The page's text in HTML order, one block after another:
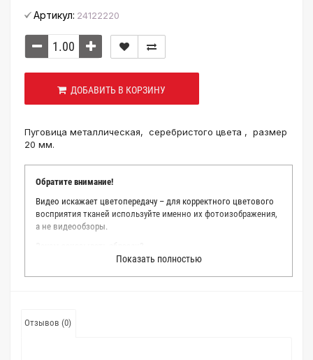
Артикул: 24122220
ДОБАВИТЬ В КОРЗИНУ
Пуговица металлическая, серебристого цвета , размер
20 мм.
Обратите внимание!
Видео искажает цветопередачу – для корректного цветового
восприятия тканей используйте именно их фотоизображения,
а не видеообзоры.
Мы делаем все возможное, чтобы точно описать цвет каждой
ткани из нашего каталога. Мы осматриваем и фотографируем
точное соответствие цветов из-за одного простого факта:
Показать полностью
Отзывов (0)